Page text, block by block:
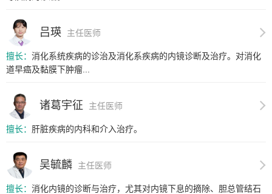
吕瑛 主任医师
擅长： 消化系统疾病的诊治及消化系疾病的内镜诊断及治疗。对消化
道早癌及黏膜下肿瘤...
诸葛宇征 主任医师
擅长： 肝脏疾病的内科和介入治疗。
吴毓麟 主任医师
擅长： 消化内镜的诊断与治疗，尤其对内镜下息的摘除、胆总管结石